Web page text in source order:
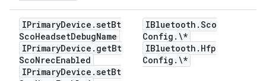
IPrimaryDevice .setBt
ScoHeadsetDebugName
IPrimaryDevice . getBt
ScoNrecEnabled
IPrimaryDevice .setBt
IBluetooth .Sco
Config . \*
IBluetooth . Hfp
Config . \*